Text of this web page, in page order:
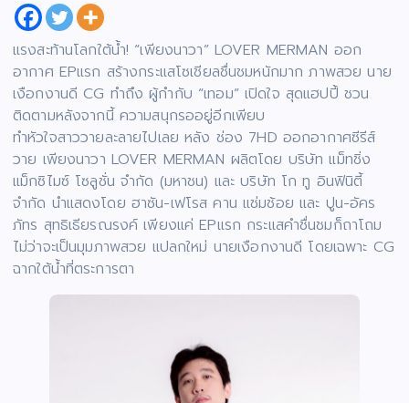
แรงสะท้านโลกใต้น้ำ! “เพียงนาวา” LOVER MERMAN ออก
อากาศ EPแรก สร้างกระแสโซเชียลชื่นชมหนักมาก ภาพสวย นาย
เงือกงานดี CG ทำถึง ผู้กำกับ “เทอม” เปิดใจ สุดแฮปปี้ ชวน
ติดตามหลังจากนี้ ความสนุกรออยู่อีกเพียบ
ทำหัวใจสาววายละลายไปเลย หลัง ช่อง 7HD ออกอากาศซีรีส์
วาย เพียงนาวา LOVER MERMAN ผลิตโดย บริษัท แม็ทชิ่ง
แม็กซิไมซ์ โซลูชั่น จำกัด (มหาชน) และ บริษัท โก ทู อินฟินิตี้
จำกัด นำแสดงโดย ฮาซัน-เฟโรส คาน แช่มช้อย และ ปูน-อัคร
ภัทร สุทธิเธียรณรงค์ เพียงแค่ EPแรก กระแสคำชื่นชมก็ถาโถม
ไม่ว่าจะเป็นมุมภาพสวย แปลกใหม่ นายเงือกงานดี โดยเฉพาะ CG
ฉากใต้น้ำที่ตระการตา